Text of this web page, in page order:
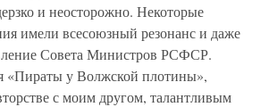
и неосторожно. Некоторые
имели всесоюзный резонанс и даже
Совета Министров РСФСР.
«Пираты у Волжской плотины»,
с моим другом, талантливым